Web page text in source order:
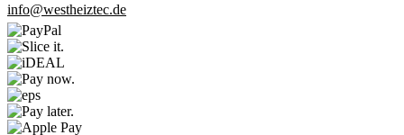
info@westheiztec.de